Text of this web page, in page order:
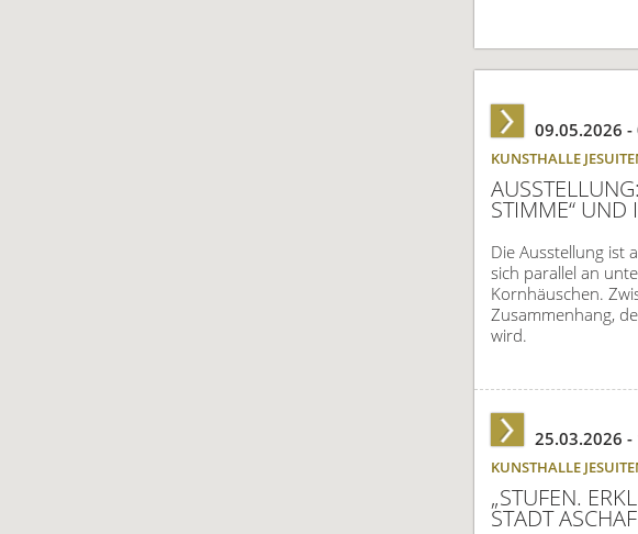
KUNSTHALLE
09.05.2026 -
STIMME“ UND
Die Ausstellung ist
sich parallel an
Kornhäuschen.
Zusammenhang,
wird.
KUNSTHALLE
25.03.2026 -
„STUFEN.
STADT